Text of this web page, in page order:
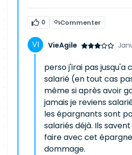
0 Commenter
VieAgile
perso j'irai pas jusqu'a
salarié (en tout cas
même si après avoir
jamais je reviens
les épargnants sont
salariés déjà. Ils
faire avec cet
dommage.